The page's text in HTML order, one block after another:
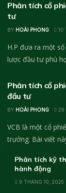
Phân tích cổ
tư
BY HOÀI PHONG 10
H.P đưa ra một
lược đầu tư phù
Phân tích cổ
đầu tư
BY HOÀI PHONG 29
VCB là một cổ
trưởng. Bài viết
Phân tích kỹ
hành động
9 THÁNG 10, 2025